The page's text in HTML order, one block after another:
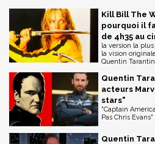
Kill Bill The
pourquoi il
de 4h35 au
la version la
la vision
Quentin
Quentin
acteurs
stars"
"Captain
Pas Chris Evans"
Quentin